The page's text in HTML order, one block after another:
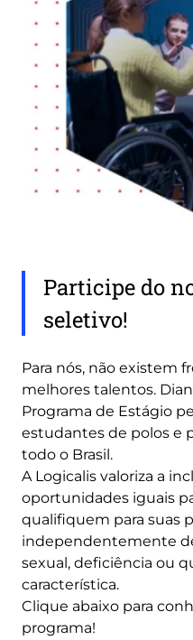
Participe do
seletivo!
Para nós, não existem
melhores talentos.
Programa de Estágio
estudantes de polos e
todo o Brasil.
A Logicalis valoriza a
oportunidades iguais
qualifiquem para suas
independentemente
sexual, deficiência ou
característica.
Clique abaixo para
programa!